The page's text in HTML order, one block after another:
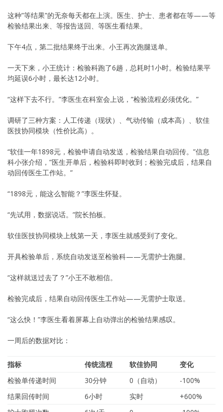
这种”等结果”的无奈每天都在上演。医生、护士、患者都在等——等
检验结果出来、等报告送回、等医生看结果。
下午4点，第二批结果终于出来。小王再次跑腿送单。
一天下来，小王统计：检验科跑了6趟，总耗时1小时。检验结果平
均延误6小时，最长达12小时。
“这样下去不行。”李医生在科室会上说，”检验流程必须优化。”
调研了三种方案：人工传递（现状）、气动传输（成本高）、软佳
医技协同模块（性价比高）。
“软佳一年1898元，检验申请自动发送，检验结果自动回传。”信息
科小张介绍，”医生开单后，检验科即时收到；检验完成后，结果自
动回传医生工作站。”
“1898元，能这么智能？”李医生怀疑。
“先试用，数据说话。”院长拍板。
软佳医技协同模块上线第一天，李医生就感受到了变化。
开具检验单后，系统自动发送至检验科——无需护士跑腿。
“这样就送过去了？”小王不敢相信。
检验完成后，结果自动回传医生工作站——无需护士取送。
“这么快！”李医生看着屏幕上自动弹出的检验结果感叹。
一周后的数据对比：
指标 传统流程 软佳协同
变化
检验单传递时间
30分钟 0（自动）
-100%
结果回传时间
6小时 实时
+600%